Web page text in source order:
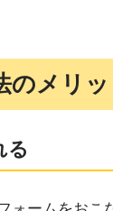
のメリッ
る